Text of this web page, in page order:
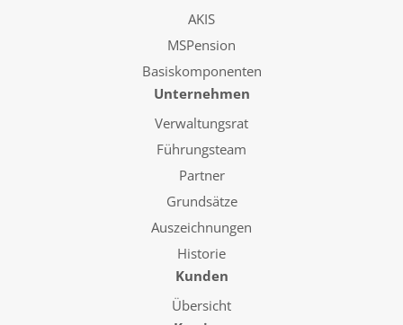
AKIS
MSPension
Basiskomponenten
Unternehmen
Verwaltungsrat
Führungsteam
Partner
Grundsätze
Auszeichnungen
Historie
Kunden
Übersicht